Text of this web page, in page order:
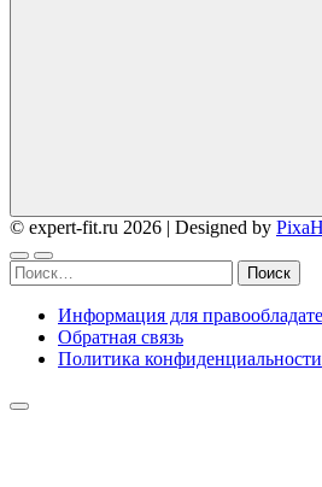
© expert-fit.ru 2026 | Designed by
Найти:
Информация для
Обратная связь
Политика конфиденциальности